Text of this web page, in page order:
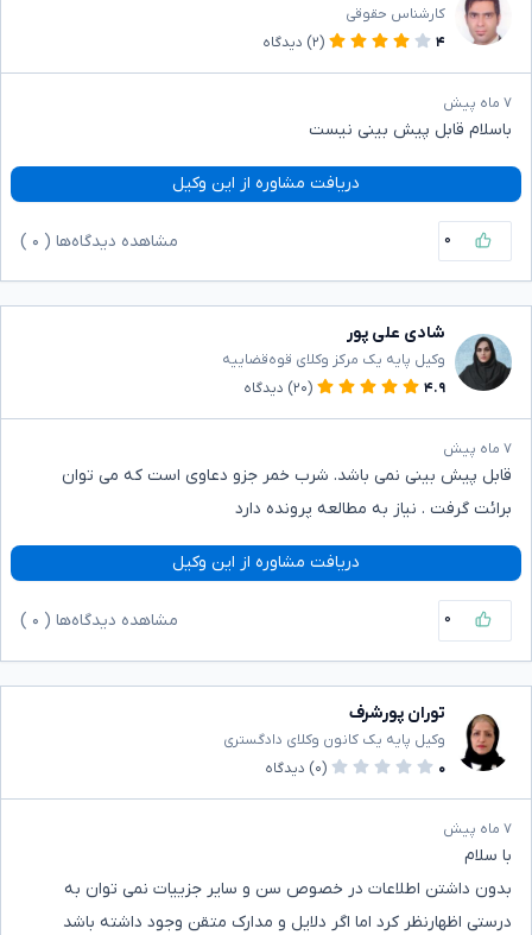
کارشناس حقوقی
۴
(۲) دیدگاه
۷ ماه پیش
باسلام قابل پیش بینی نیست
دریافت مشاوره از این وکیل
۰ مشاهده دیدگاه‌ها ( ۰
شادی علی پور
وکیل پایه یک مرکز وکلای قوه‌قضاییه
۴.۹
(۲۰) دیدگاه
۷ ماه پیش
قابل پیش بینی نمی باشد. شرب خمر جزو دعاوی است که می توان
برائت گرفت . نیاز به مطالعه پرونده دارد
دریافت مشاوره از این وکیل
۰ مشاهده دیدگاه‌ها ( ۰
توران پورشرف
وکیل پایه یک کانون وکلای دادگستری
۰
(۰) دیدگاه
۷ ماه پیش
با سلام
بدون داشتن اطلاعات در خصوص سن و سایر جزییات نمی توان به
درستی اظهارنظر کرد اما اگر دلایل و مدارک متقن وجود داشته باشد